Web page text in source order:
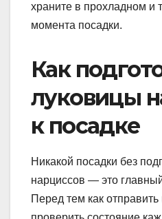
храните в прохладном и
момента посадки.
Как
луковицы
к посадке
Никакой посадки без
нарциссов — это
Перед тем как